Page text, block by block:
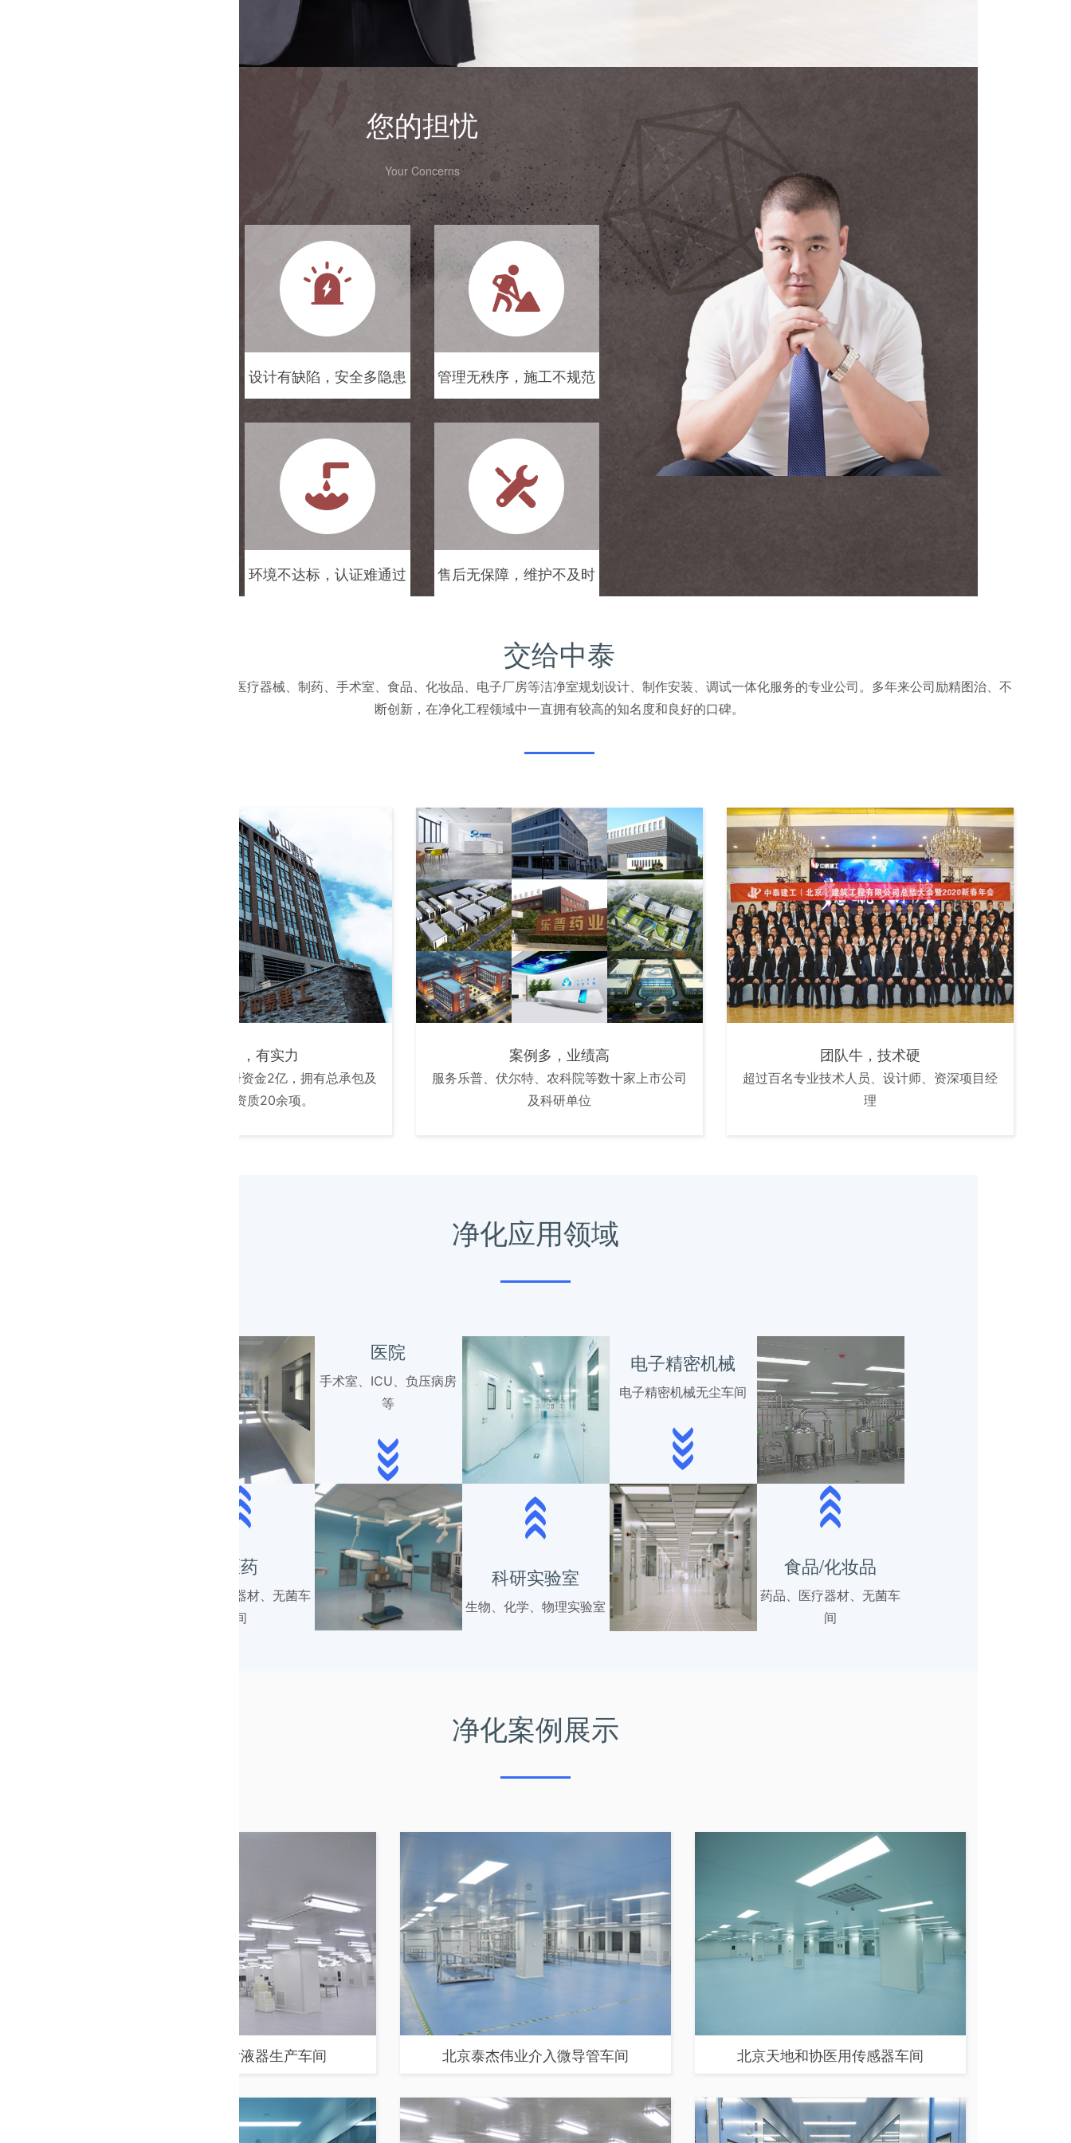
您的担忧
Your Concerns
设计有缺陷，安全多隐患 管理无秩序，施工不规范
环境不达标，认证难通过 售后无保障，维护不及时
交给中泰
立博中文版是专业从事医疗器械、制药、手术室、食品、化妆品、电子厂房等洁净室规划设计、制作安装、调试一体化服务的专业公司。多年来公司励精图治、不
断创新，在净化工程领域中一直拥有较高的知名度和良好的口碑。
大公司，有实力
成立于2004年，注册资金2亿，拥有总承包及
专业承包资质20余项。
案例多，业绩高
服务乐普、伏尔特、农科院等数十家上市公司
及科研单位
团队牛，技术硬
超过百名专业技术人员、设计师、资深项目经
理
净化应用领域
医院
手术室、ICU、负压病房
等
电子精密机械
电子精密机械无尘车间
医药
药品、医疗器材、无菌车
间
科研实验室
生物、化学、物理实验室
食品/化妆品
药品、医疗器材、无菌车
间
净化案例展示
北京伏尔特输液器生产车间 北京泰杰伟业介入微导管车间 北京天地和协医用传感器车间